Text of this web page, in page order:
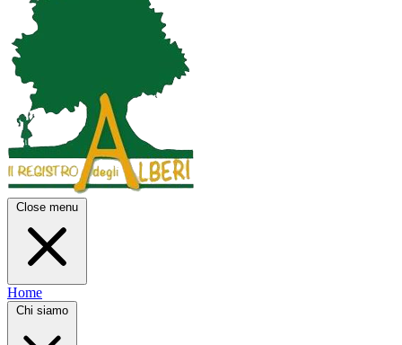
Close menu
Home
Chi siamo